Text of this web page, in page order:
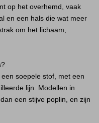
op het overhemd, vaak
en een hals die wat meer
om het lichaam,
soepele stof, met een
lijn. Modellen in
een stijve poplin, en zijn